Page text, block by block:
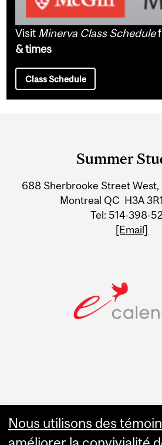
Visit Minerva Class Schedule
& times
Class Schedule
Information
Summer
688 Sherbrooke Street West,
Montreal QC H3A
Tel: 514-398-
[Email]
Faculty Links
Nous utilisons des